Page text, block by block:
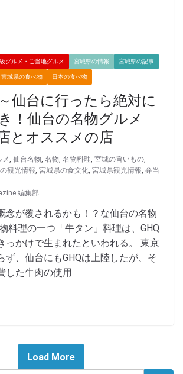
グルメ・ご当地グルメ 宮城県の情報 宮城県の記事
宮城県の食べ物 日本の食べ物
台に行ったら絶対に
！仙台の名物グルメ
とオススメの店
メ, 仙台名物, 名物, 名物料理, 宮城の旨いもの,
観光情報, 宮城県の食文化, 宮城県観光情報, 弁当
編集部
念が覆されるかも！？な仙台の名物
料理の一つ「牛タン」料理は、GHQ
っかけで生まれたといわれる。 東京
ず、仙台にもGHQは上陸したが、そ
した牛肉の使用
Load More